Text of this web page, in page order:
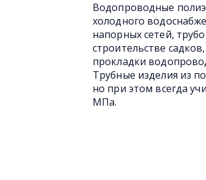
Водопроводные
холодного
напорных сетей,
строительстве
прокладки
Трубные изделия из
но при этом всегда
МПа.